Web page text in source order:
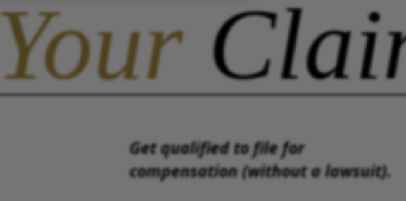
Your
Get qualified to file for
compensation (without a lawsuit).